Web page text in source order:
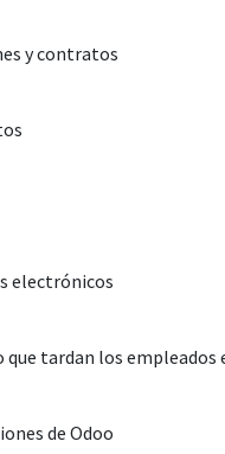
y contratos
electrónicos
tardan los empleados
de Odoo